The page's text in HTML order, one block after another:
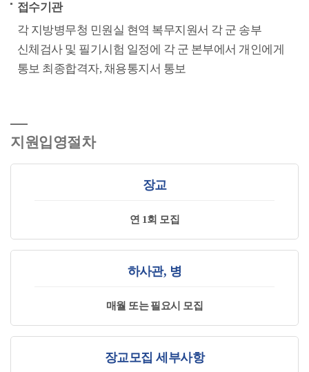
접수기관
각 지방병무청 민원실 현역 복무지원서 각 군 송부
신체검사 및 필기시험 일정에 각 군 본부에서 개인에게
통보 최종합격자, 채용통지서 통보
지원입영절차
장교
연 1회 모집
하사관, 병
매월 또는 필요시 모집
장교모집 세부사항